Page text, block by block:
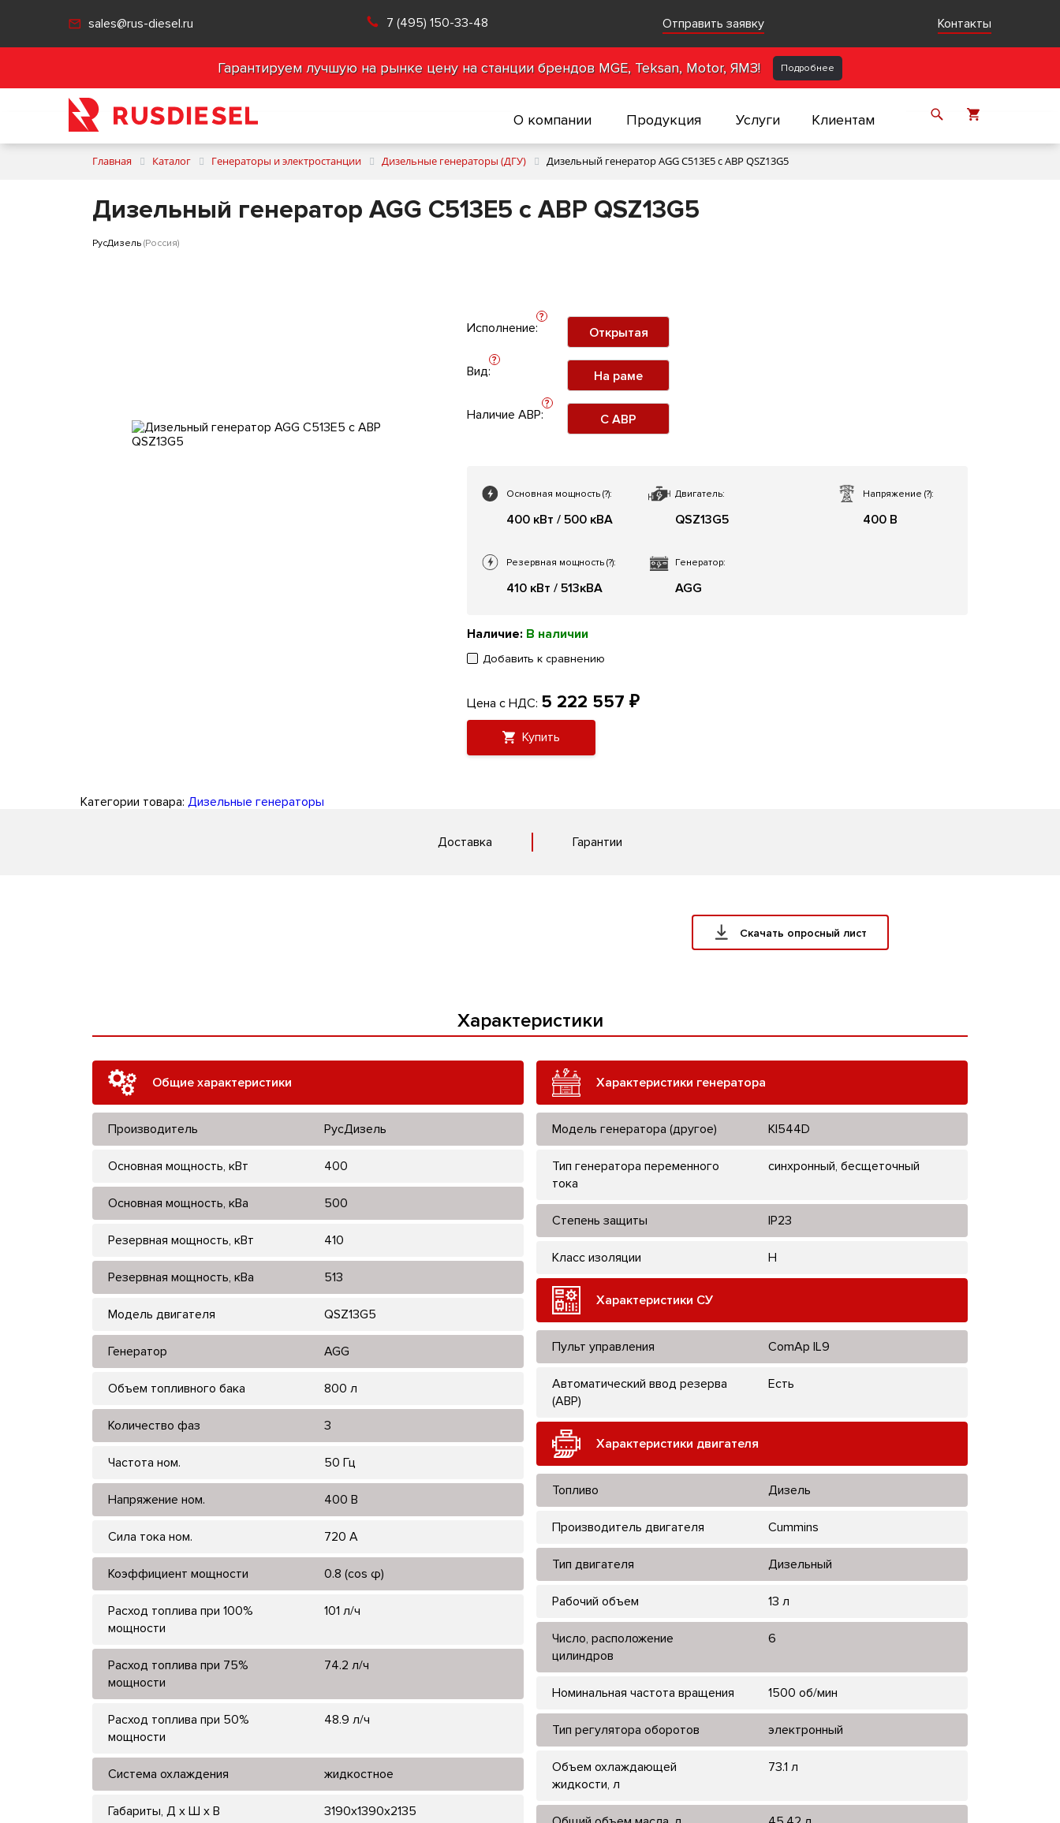
sales@rus-diesel.ru 7 (495) 150-33-48 Отправить заявку Контакты
Гарантируем лучшую на рынке цену на станции брендов MGE, Teksan, Motor, ЯМЗ! Подробнее
О компании Продукция Услуги Клиентам
Главная Каталог Генераторы и электростанции Дизельные генераторы (ДГУ) Дизельный генератор AGG C513E5 с АВР QSZ13G5
Дизельный генератор AGG C513E5 с АВР QSZ13G5
РусДизель (Россия)
Исполнение:
?
Открытая
Вид:
?
На раме
Наличие АВР:
?
С АВР
Основная мощность (?):
400 кВт / 500 кВА
Двигатель:
QSZ13G5
Напряжение(?):
400 В
Резервная мощность (?):
410 кВт / 513кВА
Генератор:
AGG
Наличие: В наличии
Добавить к сравнению
Цена с НДС: 5 222 557 ₽
Купить
Категории товара: Дизельные генераторы
Доставка Гарантии
Скачать опросный лист
Характеристики
Общие характеристики
Производитель РусДизель
Основная мощность, кВт 400
Основная мощность, кВа 500
Резервная мощность, кВт 410
Резервная мощность, кВа 513
Модель двигателя QSZ13G5
Генератор AGG
Объем топливного бака 800 л
Количество фаз 3
Частота ном. 50 Гц
Напряжение ном. 400 В
Сила тока ном. 720 А
Коэффициент мощности 0.8 (cos φ)
Расход топлива при 100%
мощности
101 л/ч
Расход топлива при 75%
мощности
74.2 л/ч
Расход топлива при 50%
мощности
48.9 л/ч
Система охлаждения жидкостное
Габариты, Д x Ш x В 3190x1390x2135
Характеристики генератора
Модель генератора (другое) KI544D
Тип генератора переменного
тока
синхронный, бесщеточный
Степень защиты IP23
Класс изоляции H
Характеристики СУ
Пульт управления ComAp IL9
Автоматический ввод резерва
(АВР)
Есть
Характеристики двигателя
Топливо Дизель
Производитель двигателя Cummins
Тип двигателя Дизельный
Рабочий объем 13 л
Число, расположение
цилиндров
6
Номинальная частота вращения 1500 об/мин
Тип регулятора оборотов электронный
Объем охлаждающей
жидкости, л
73.1 л